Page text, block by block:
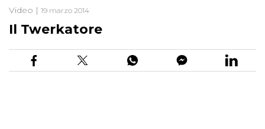
Video | 19 marzo 2014
Il Twerkatore